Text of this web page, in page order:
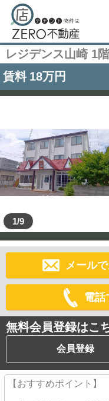
レジデンス山崎 1階
賃料 18万円
1/9
メール
電話
無料会員登録はこ
会員登録
【おすすめポイント】